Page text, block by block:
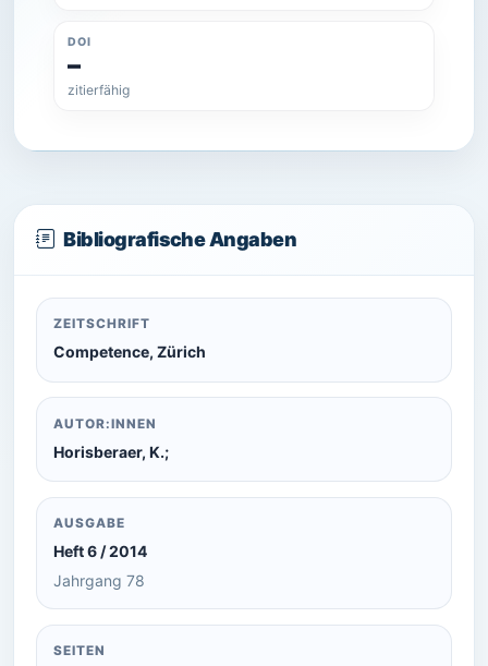
DOI
–
zitierfähig
Bibliografische Angaben
ZEITSCHRIFT
Competence, Zürich
AUTOR:INNEN
Horisberaer, K.;
AUSGABE
Heft 6 / 2014
Jahrgang 78
SEITEN